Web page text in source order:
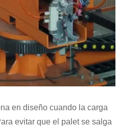
en diseño cuando la carga
evitar que el palet se salga